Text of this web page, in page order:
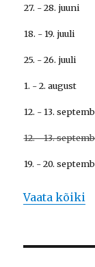
27. - 28. juuni
18. - 19. juuli
25. - 26. juuli
1. - 2. august
12. - 13.
12. - 13.
19. - 20.
Vaata kõiki